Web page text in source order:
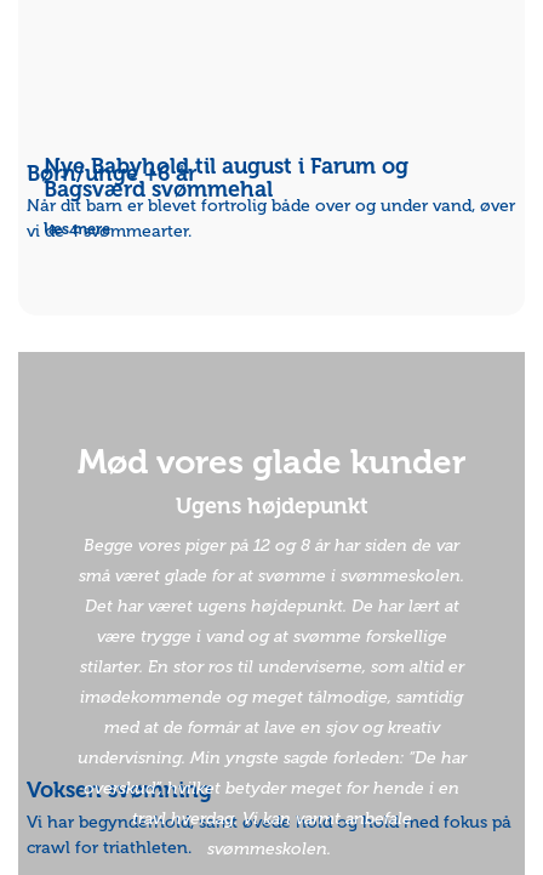
Børn/unge +6 år
Når dit barn er blevet fortrolig både over og under vand, øver
vi de 4 svømmearter.
Voksen svømning
Vi har begynderhold, samt øvede hold og hold med fokus på
crawl for triathleten.
Nye Babyhold til august i Farum og
Bagsværd svømmehal
læs mere
Mød vores glade kunder
Ugens højdepunkt
Begge vores piger på 12 og 8 år har siden de var
små været glade for at svømme i svømmeskolen.
Det har været ugens højdepunkt. De har lært at
være trygge i vand og at svømme forskellige
stilarter. En stor ros til underviserne, som altid er
imødekommende og meget tålmodige, samtidig
med at de formår at lave en sjov og kreativ
undervisning. Min yngste sagde forleden: “De har
overskud”, hvilket betyder meget for hende i en
travl hverdag. Vi kan varmt anbefale
svømmeskolen.